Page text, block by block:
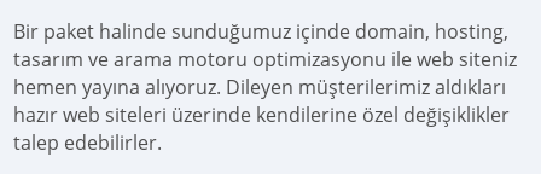
Bir paket halinde sunduğumuz içinde domain, hosting,
tasarım ve arama motoru optimizasyonu ile web siteniz
hemen yayına alıyoruz. Dileyen müşterilerimiz aldıkları
hazır web siteleri üzerinde kendilerine özel değişiklikler
talep edebilirler.